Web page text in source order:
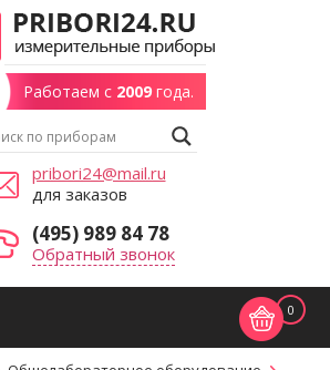
Работаем с 2009года.
pribori24@mail.ru
для заказов
(495) 989 84 78
Обратный звонок
0